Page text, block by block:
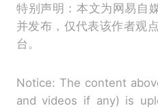
特别声明：本文为网易自
并发布，仅代表该作者观
台。
Notice: The content
and videos if any) is